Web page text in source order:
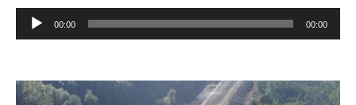
Reproductor
de
00:00 00:00